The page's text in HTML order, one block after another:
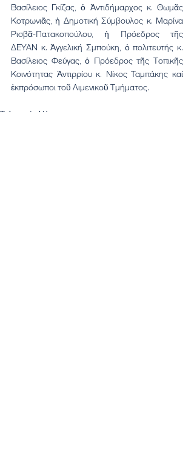
Βασίλειος Γκίζας, ὁ Ἀντιδήμαρχος κ. Θωμᾶς
Κοτρωνιᾶς, ἡ Δημοτική Σύμβουλος κ. Μαρίνα
Ρισβᾶ-Πατακοπούλου, ἡ Πρόεδρος τῆς
ΔΕΥΑΝ κ. Ἀγγελική Σμπούκη, ὁ πολιτευτής κ.
Βασίλειος Φεύγας, ὁ Πρόεδρος τῆς Τοπικῆς
Κοινότητας Ἀντιρρίου κ. Νίκος Ταμπάκης καί
ἐκπρόσωποι τοῦ Λιμενικοῦ Τμήματος.
Τελευταία Νέα